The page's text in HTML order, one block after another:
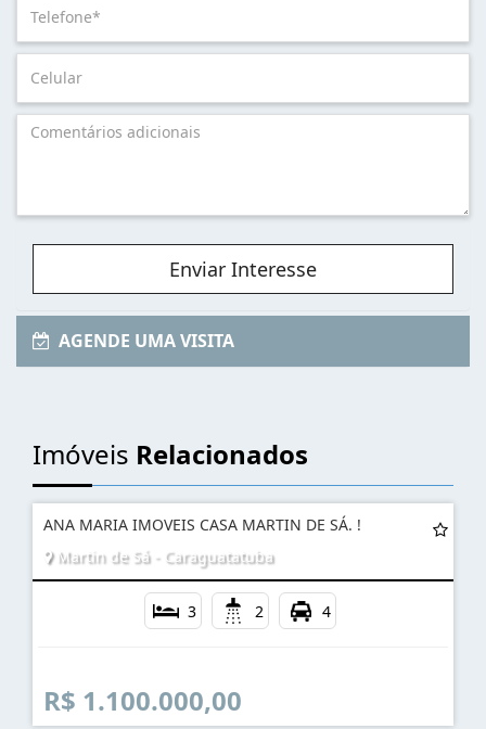
Enviar Interesse
ImóveisRelacionados
ANA MARIA IMOVEIS CASA MARTIN DE SÁ. !
3